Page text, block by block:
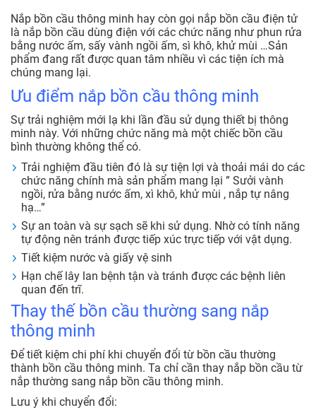
Nắp bồn cầu thông minh hay còn gọi nắp bồn cầu điện tử
là nắp bồn cầu dùng điện với các chức năng như phun rửa
bằng nước ấm, sấy vành ngồi ấm, sì khô, khử mùi …Sản
phẩm đang rất được quan tâm nhiều vì các tiện ích mà
chúng mang lại.
Ưu điểm nắp bồn cầu thông minh
Sự trải nghiệm mới lạ khi lần đầu sử dụng thiết bị thông
minh này. Với những chức năng mà một chiếc bồn cầu
bình thường không thể có.
Trải nghiệm đầu tiên đó là sự tiện lợi và thoải mái do các
chức năng chính mà sản phẩm mang lại ” Sưởi vành
ngồi, rửa bằng nước ấm, xì khô, khử mùi , nắp tự nâng
hạ…”
Sự an toàn và sự sạch sẽ khi sử dụng. Nhờ có tính năng
tự động nên tránh được tiếp xúc trực tiếp với vật dụng.
Tiết kiệm nước và giấy vệ sinh
Hạn chế lây lan bệnh tận và tránh được các bệnh liên
quan đến trĩ.
Thay thế bồn cầu thường sang nắp
thông minh
Để tiết kiệm chi phí khi chuyển đổi từ bồn cầu thường
thành bồn cầu thông minh. Ta chỉ cần thay nắp bồn cầu từ
nắp thường sang nắp bồn cầu thông minh.
Lưu ý khi chuyển đổi: